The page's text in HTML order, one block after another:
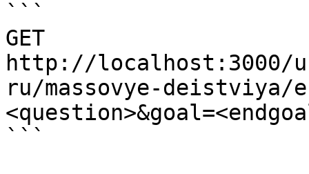
```
GET
http://localhost:3000/
ru/massovye-deistviya/
```